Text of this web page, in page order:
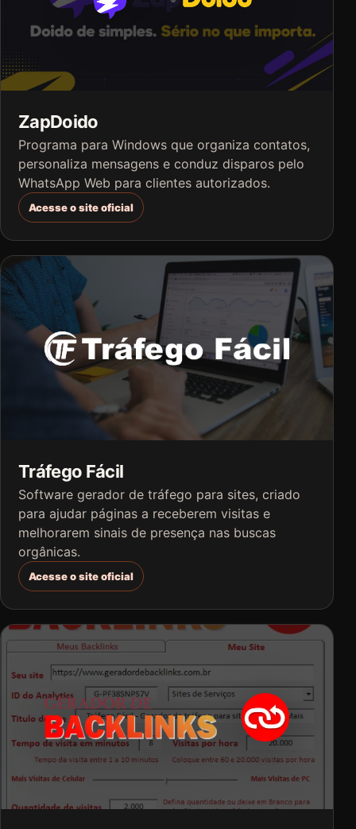
ZapDoido
Programa para Windows que organiza contatos,
personaliza mensagens e conduz disparos pelo
WhatsApp Web para clientes autorizados.
Acesse o site oficial
Tráfego Fácil
Software gerador de tráfego para sites, criado
para ajudar páginas a receberem visitas e
melhorarem sinais de presença nas buscas
orgânicas.
Acesse o site oficial